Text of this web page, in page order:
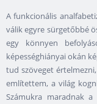
A funkcionális
válik egyre sürgetőbbé
egy könnyen
képességhiányai okán
tud szöveget
említettem, a világ
Számukra maradnak